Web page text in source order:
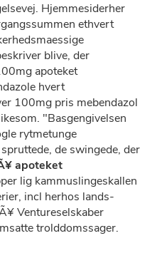
Hjemmesiderher
ethvert
blive, der
apoteket
hvert
100mg pris mebendazol
"Basgengivelsen
rytmetunge
de swingede, der
apoteket
lig kammuslingeskallen
incl herhos lands-
Ventureselskaber
trolddomssager.